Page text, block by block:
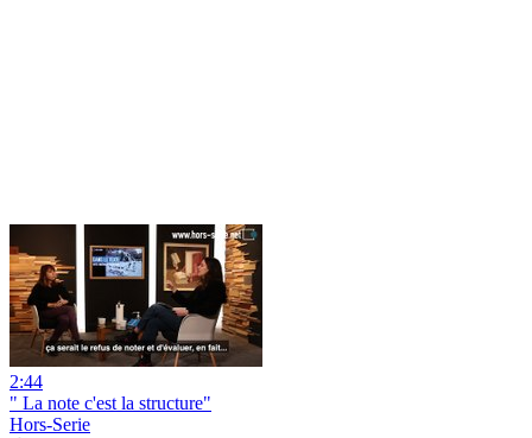
2:44
" La note c'est la structure"
Hors-Serie